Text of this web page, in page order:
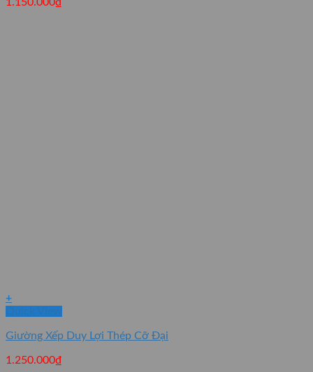
1.150.000₫
+
Quick View
Giường Xếp Duy Lợi Thép Cỡ Đại
1.250.000₫